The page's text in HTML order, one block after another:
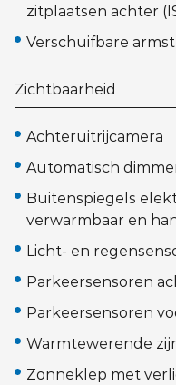
zitplaatsen achter
Verschuifbare
Zichtbaarheid
Achteruitrijcamera
Automatisch
Buitenspiegels
verwarmbaar en
Licht- en
Parkeersensoren
Parkeersensoren
Warmtewerende
Zonneklep met